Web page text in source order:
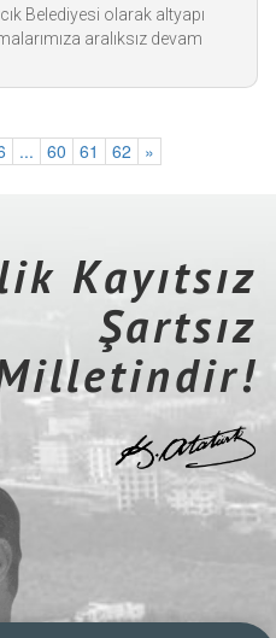
Belediyesi olarak altyapı
aralıksız devam
... 60 61 62 »
Kayıtsız
Şartsız